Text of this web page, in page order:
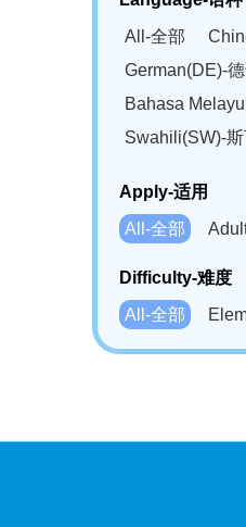
All-全部
German(DE)-
Bahasa
Swahili(SW)-
Apply-适用
All-全部
Difficulty-难度
All-全部